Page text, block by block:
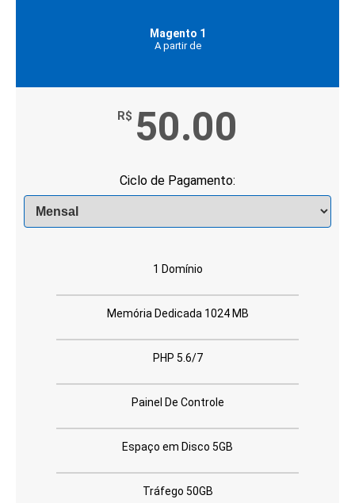
Magento 1
A partir de
R$ 50.00
Ciclo de Pagamento:
1 Domínio
Memória Dedicada 1024 MB
PHP 5.6/7
Painel De Controle
Espaço em Disco 5GB
Tráfego 50GB